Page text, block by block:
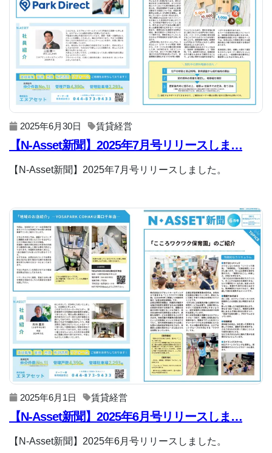
2025年6月30日 賃貸経営
【N-Asset新聞】2025年7月号リリースしま…
【N-Asset新聞】2025年7月号リリースしました。
2025年6月1日 賃貸経営
【N-Asset新聞】2025年6月号リリースしま…
【N-Asset新聞】2025年6月号リリースしました。